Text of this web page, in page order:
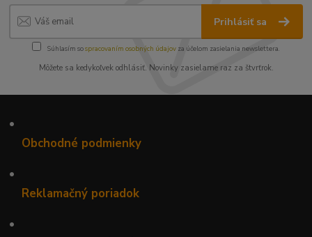
Prihlásiť sa
Súhlasím sospracovaním osobných údajov za účelom zasielania newslettera.
Môžete sa kedykoľvek odhlásiť. Novinky zasielame raz za štvrťrok.
•
Obchodné podmienky
•
Reklamačný poriadok
•